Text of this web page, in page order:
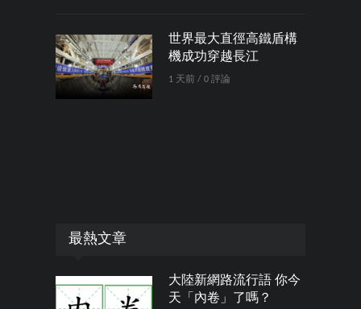
世界最大直徑高鐵盾構
機成功穿越長江
1 天前 / 0 評論
最熱文章
大陸新網路流行語 你今
天「內卷」了嗎？